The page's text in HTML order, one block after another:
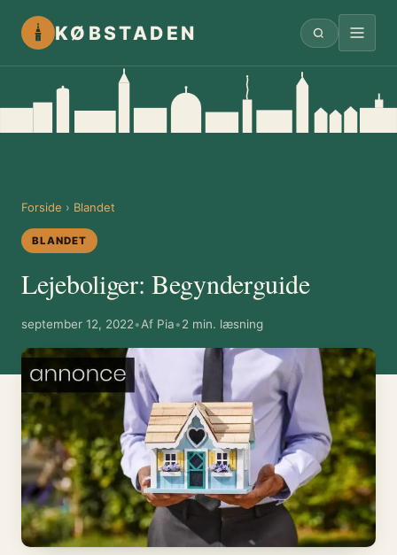
KØBSTADEN
Forside › Blandet
BLANDET
Lejeboliger: Begynderguide
september 12, 2022•Af Pia•2 min. læsning